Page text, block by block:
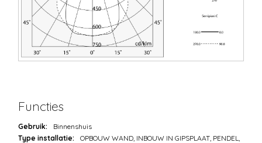
Functies
Gebruik:
Binnenshuis
Type installatie:
OPBOUW WAND, INBOUW IN GIPSPLAAT, PENDEL,